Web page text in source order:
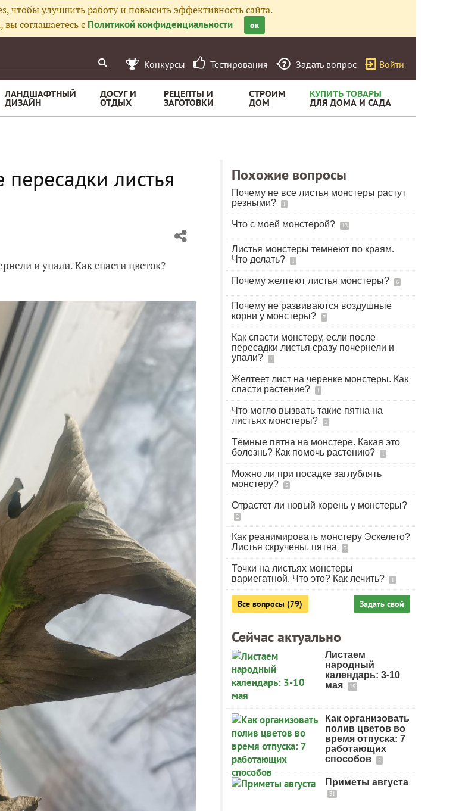
чтобы улучшить работу и повысить эффективность сайта.
соглашаетесь с Политикой конфиденциальности ок
Конкурсы Тестирования Задать вопрос Войти
ЛАНДШАФТНЫЙ
ДИЗАЙН
ДОСУГ И
ОТДЫХ
РЕЦЕПТЫ И
ЗАГОТОВКИ
СТРОИМ
ДОМ
КУПИТЬ ТОВАРЫ
ДЛЯ ДОМА И САДА
пересадки листья
и упали. Как спасти цветок?
Похожие вопросы
Почему не все листья монстеры растут
резными?
1
Что с моей монстерой? 12
Листья монстеры темнеют по краям.
Что делать?
1
Почему желтеют листья монстеры? 6
Почему не развиваются воздушные
корни у монстеры?
7
Как спасти монстеру, если после
пересадки листья сразу почернели и
упали?
7
Желтеет лист на черенке монстеры. Как
спасти растение?
1
Что могло вызвать такие пятна на
листьях монстеры?
3
Тёмные пятна на монстере. Какая это
болезнь? Как помочь растению?
1
Можно ли при посадке заглублять
монстеру?
5
Отрастет ли новый корень у монстеры?
2
Как реанимировать монстеру Эскелето?
Листья скручены, пятна
3
Точки на листьях монстеры
вариегатной. Что это? Как лечить?
1
Все вопросы (79) Задать свой
Сейчас актуально
Листаем
народный
календарь: 3-10
мая
19
Как организовать
полив цветов во
время отпуска: 7
работающих
способов
2
Приметы августа
31